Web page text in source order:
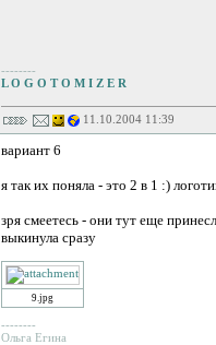
--------
L O G O T O M I Z E R
11.10.2004 11:39
вариант 6
я так их поняла - это 2 в 1 :)
зря смеетесь - они тут еще
выкинула сразу
9.jpg
--------
Ольга Егина